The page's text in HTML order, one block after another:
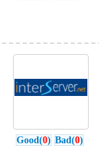
Good(0) Bad(0)